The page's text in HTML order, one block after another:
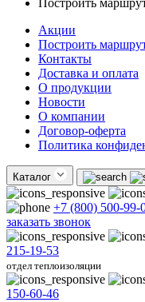
Построить
Акции
Построить
Контакты
Доставка и оплата
О продукции
Новости
О компании
Договор-оферта
Политика
Каталог
+7 (800) 500-99-
заказать звонок
215-19-53
отдел теплоизоляции
150-60-46